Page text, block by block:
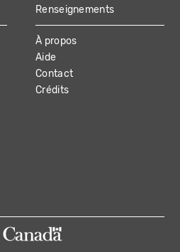
Renseignements
À propos
Aide
Contact
Crédits